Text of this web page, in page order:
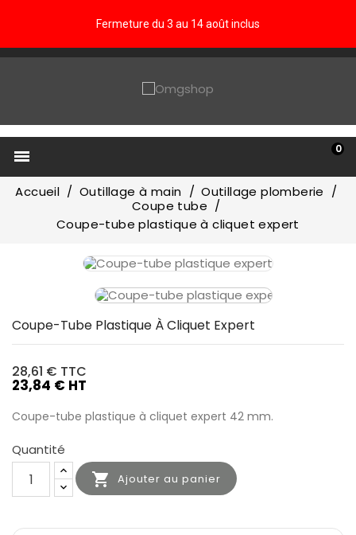
Fermeture du 3 au 14 août inclus
 0
Accueil Outillage à main
Outillage plomberie
Coupe tube
Coupe-tube plastique à cliquet expert
Coupe-Tube Plastique À Cliquet Expert
28,61 € TTC
23,84 € HT
Coupe-tube plastique à cliquet expert 42 mm.
Quantité
 Ajouter au panier